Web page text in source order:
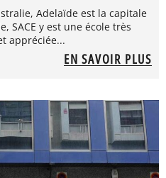
Adelaïde est la capitale
SACE y est une école très
appréciée...
EN SAVOIR PLUS